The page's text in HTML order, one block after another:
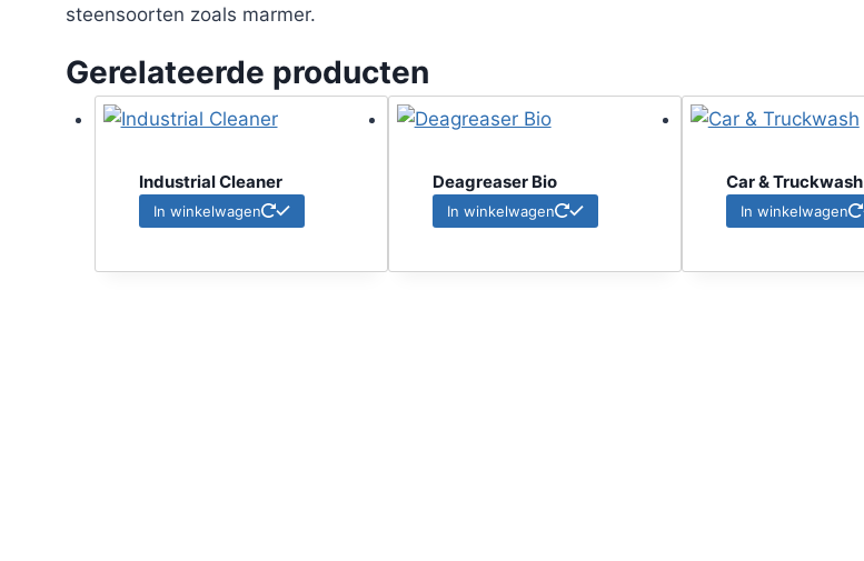
steensoorten zoals marmer.
Gerelateerde producten
Industrial Cleaner
In winkelwagen
Deagreaser Bio
In winkelwagen
Car & Truckwash
In winkelwagen